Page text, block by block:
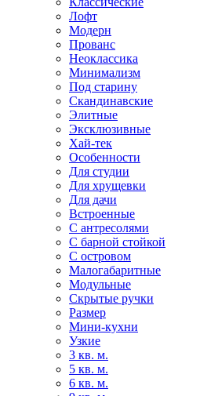
Лофт
Модерн
Прованс
Неоклассика
Минимализм
Под старину
Скандинавские
Элитные
Эксклюзивные
Хай-тек
Особенности
Для студии
Для хрущевки
Для дачи
Встроенные
С антресолями
С барной стойкой
С островом
Малогабаритные
Модульные
Скрытые ручки
Размер
Мини-кухни
Узкие
3 кв. м.
5 кв. м.
6 кв. м.